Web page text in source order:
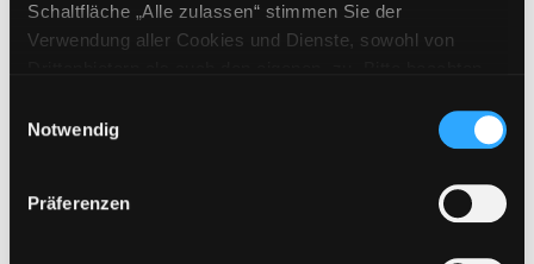
Schaltfläche „Alle zulassen“ stimmen Sie der
Verwendung aller Cookies und Dienste, sowohl von
Cookies von Drittanbietern, eine Verarbeitung in
unsicheren Drittländern (Länder außerhalb des EWR
ohne adäquates Datenschutzniveau) stattfinden kann. In
diesem Zusammenhang können aktuell Risiken für
Notwendig
Präferenzen
Medien anzeigen, die nach dem Jahr veröffentlicht
Jahr bis
Medien anzeigen, die vor dem
E-Medien
Mediengruppe